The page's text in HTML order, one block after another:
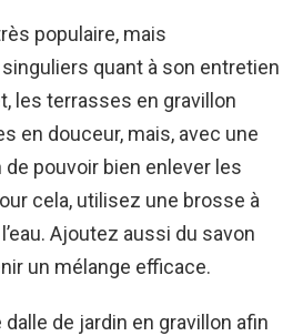
populaire, mais
quant à son entretien
les terrasses en gravillon
en douceur, mais, avec une
pouvoir bien enlever les
cela, utilisez une brosse à
Ajoutez aussi du savon
un mélange efficace.
de jardin en gravillon afin